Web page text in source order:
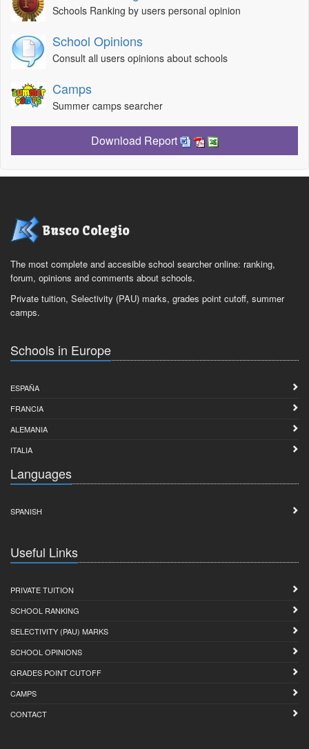
Schools Ranking by users personal opinion
School Opinions
Consult all users opinions about schools
Camps
Summer camps searcher
Download Report
Busco Colegio
The most complete and accesible school searcher online: ranking,
forum, opinions and comments about schools.
Private tuition, Selectivity (PAU) marks, grades point cutoff, summer
camps.
Schools in Europe
ESPAÑA
FRANCIA
ALEMANIA
ITALIA
Languages
SPANISH
Useful Links
PRIVATE TUITION
SCHOOL RANKING
SELECTIVITY (PAU) MARKS
SCHOOL OPINIONS
GRADES POINT CUTOFF
CAMPS
CONTACT